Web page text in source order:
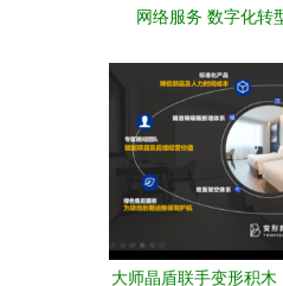
网络服务 数字化转
大师晶盾联手变形积